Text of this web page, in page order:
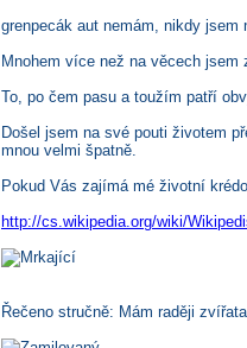
grenpecák aut nemám, nikdy jsem
Mnohem více než na věcech
To, po čem pasu a toužím patří
Došel jsem na své pouti životem
mnou velmi špatně.
Pokud Vás zajímá mé životní
http://cs.wikipedia.org/wiki/
Řečeno stručně: Mám raději